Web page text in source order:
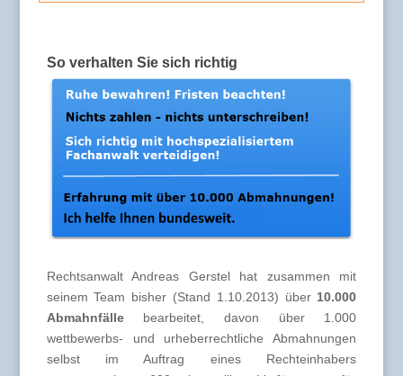
So verhalten Sie sich richtig
Rechtsanwalt Andreas Gerstel hat zusammen mit
seinem Team bisher (Stand 1.10.2013) über 10.000
Abmahnfällebearbeitet, davon über 1.000
wettbewerbs- und urheberrechtliche Abmahnungen
selbst im Auftrag eines Rechteinhabers